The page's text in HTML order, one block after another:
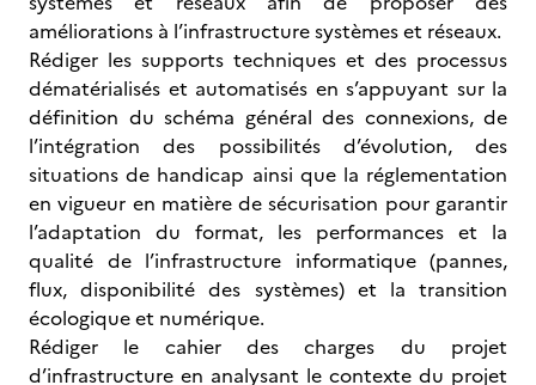
améliorations à l’infrastructure systèmes et réseaux.
Rédiger les supports techniques et des processus
dématérialisés et automatisés en s’appuyant sur la
définition du schéma général des connexions, de
l’intégration des possibilités d’évolution, des
situations de handicap ainsi que la réglementation
en vigueur en matière de sécurisation pour garantir
l’adaptation du format, les performances et la
qualité de l’infrastructure informatique (pannes,
flux, disponibilité des systèmes) et la transition
écologique et numérique.
Rédiger le cahier des charges du projet
d’infrastructure en analysant le contexte du projet